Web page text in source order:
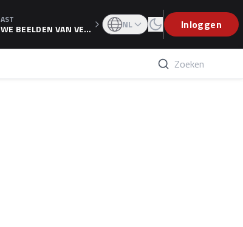
BEELDEN VAN VER
IS ER NU GETEKEND'
NL Inloggen